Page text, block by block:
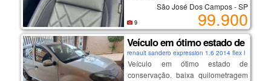
- motor 1.4 turbo (250 tsi) que une
performance e economia.
- potência de sobra e câmbio
automático de 6 marchas;
- design exclusive: acabamento
premium, rodas aro 18" exclusivas e
São José Dos Campos - SP
99.900
9
Veículo em ótimo estado de
renault sandero expression 1.6 2014 flex hatch
Veículo em ótimo estado de
conservação. baixa quilometragem